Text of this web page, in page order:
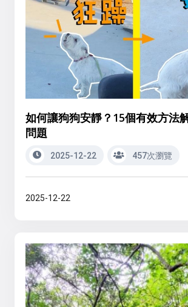
如何讓狗狗安靜？15個有效方法
問題
2025-12-22 457次瀏覽
2025-12-22